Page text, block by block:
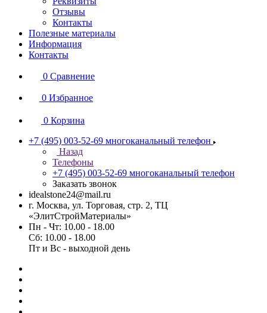
Отзывы
Контакты
Полезные материалы
Информация
Контакты
0 Сравнение
0 Избранное
0 Корзина
+7 (495) 003-52-69 многоканальный телефон
Назад
Телефоны
+7 (495) 003-52-69 многоканальный телефон
Заказать звонок
idealstone24@mail.ru
г. Москва, ул. Торговая, стр. 2, ТЦ
«ЭлитСтройМатериалы»
Пн - Чт: 10.00 - 18.00
Сб: 10.00 - 18.00
Пт и Вс - выходной день